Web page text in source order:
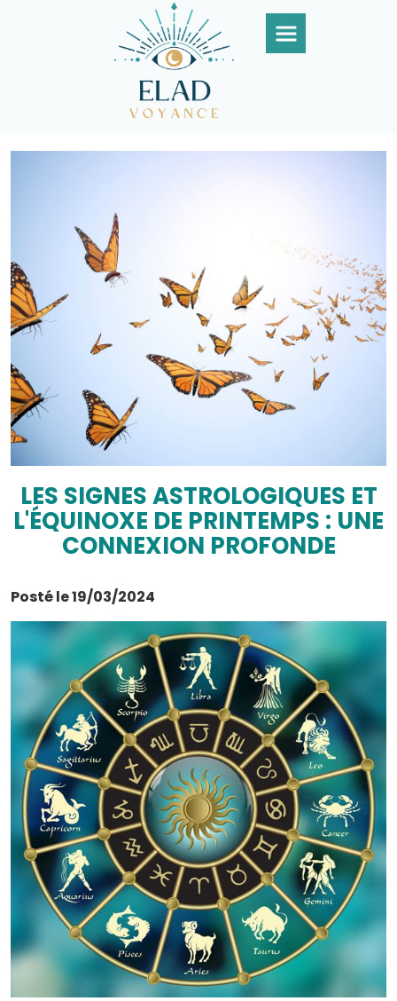
LES SIGNES ASTROLOGIQUES ET
L'ÉQUINOXE DE PRINTEMPS : UNE
CONNEXION PROFONDE
Posté le 19/03/2024
Panneau de gestion des cookies